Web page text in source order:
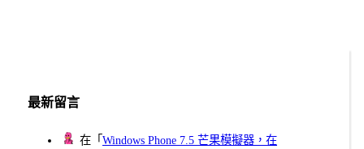
最新留言
在「Windows Phone 7.5 芒果模擬器，在